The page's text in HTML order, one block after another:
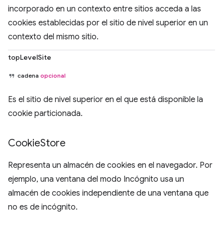
incorporado en un contexto entre sitios acceda a las
cookies establecidas por el sitio de nivel superior en un
contexto del mismo sitio.
topLevelSite
cadena opcional
Es el sitio de nivel superior en el que está disponible la
cookie particionada.
CookieStore
Representa un almacén de cookies en el navegador. Por
ejemplo, una ventana del modo Incógnito usa un
almacén de cookies independiente de una ventana que
no es de incógnito.